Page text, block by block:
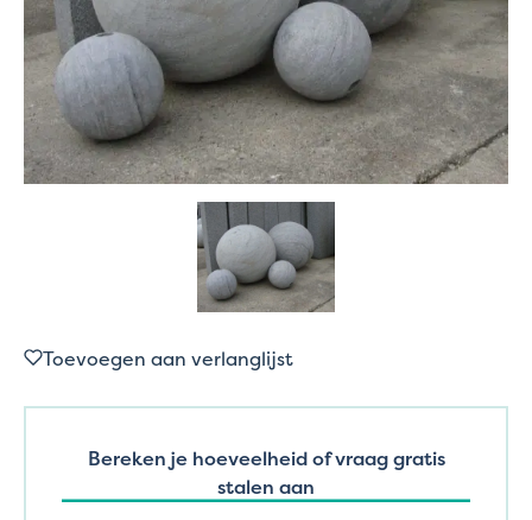
Toevoegen aan verlanglijst
Bereken je hoeveelheid of vraag gratis
stalen aan